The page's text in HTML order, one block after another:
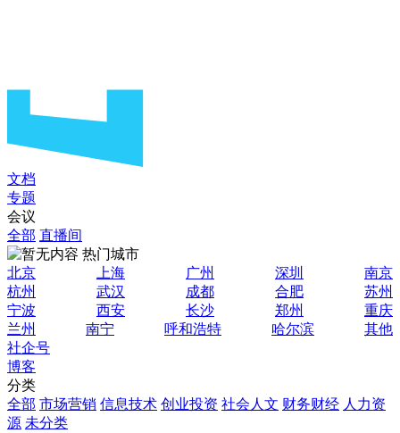
文档
专题
会议
全部 直播间
热门城市
北京
上海 广州 深圳
南京
杭州
武汉 成都 合肥
苏州
宁波
西安 长沙 郑州
重庆
兰州
南宁 呼和浩特 哈尔滨
其他
社企号
博客
分类
全部 市场营销 信息技术 创业投资 社会人文 财务财经 人力资
源 未分类